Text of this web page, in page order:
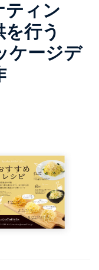
ティン
行う
ケージデ